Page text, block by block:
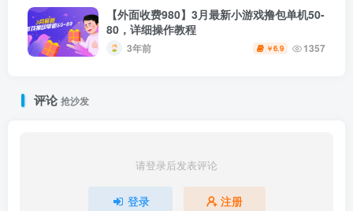
【外面收费980】3月最新小游戏撸包单机50-
80，详细操作教程
3年前 ￥6.9 1357
评论抢沙发
请登录后发表评论
登录 注册